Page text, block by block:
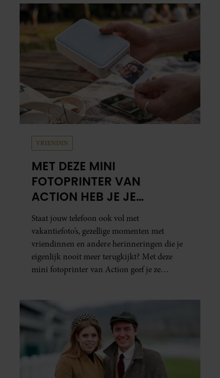
Leidsedwarsstraat roept een stortvloed aan
herinneringen op. Daar begon hun leven
samen en werd dochter Lola geboren.
VRIENDIN
MET DEZE MINI
FOTOPRINTER VAN
ACTION HEB JE JE
FAVORIETE FOTO’S BINNEN
ÉÉN MINUUT IN HANDEN
Staat jouw telefoon ook vol met
vakantiefoto’s, gezellige momenten met
vriendinnen en andere herinneringen die je
eigenlijk nooit meer terugkijkt? Met deze
mini fotoprinter van Action geef je ze
al in handen.